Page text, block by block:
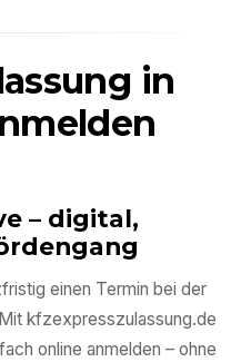
in
– digital,
einen Termin bei der
kfzexpresszulassung.de
online anmelden – ohne